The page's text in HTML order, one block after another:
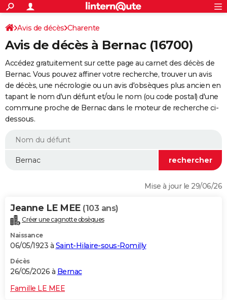
ACTUALITÉS
Politique
Société
Faits Divers
Education
Monde
Villes
+
SPORT
Coupe du monde 2026
Football
Tennis
Cyclisme
Rugby
Forum
Programme TV
TNT
Streaming
Cinéma
Sorties cinéma
Musique
+
FINANCE
Retraite
Epargne
Immobilier
Risques naturels par ville
Assurance
AUTO
Essais
Réserver un essai
Citadines
Berlines
SUV
Forum auto
+
HIGH-TECH
BRICOLAGE
WEEK-END
Alimentation
Guide de la santé
Maladies
Médicaments
Sommeil
VOYAGE
Destinations
City break
Voyage nature
Voyage de noces
Forum
Climat
+PHOTO
GUIDES D'ACHAT
Connexion
Avis de décès Charente
Avis de décès à Bernac (16700)
Accédez gratuitement sur cette page au carnet des décès de
Bernac. Vous pouvez affiner votre recherche, trouver un avis
de décès, une nécrologie ou un avis d'obsèques plus ancien en
tapant le nom d'un défunt et/ou le nom (ou code postal) d'une
commune proche de Bernac dans le moteur de recherche ci-
dessous.
Mise à jour le 29/06/26
Jeanne LE MEE (103 ans)
Créer une cagnotte obsèques
Naissance
06/05/1923 à Saint-Hilaire-sous-Romilly
Décès
26/05/2026 à Bernac
Famille LE MEE